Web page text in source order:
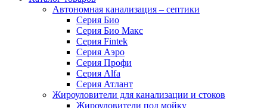
Автономная канализация – септики
Серия Био
Серия Био Макс
Серия Fintek
Серия Аэро
Серия Профи
Серия Alfa
Серия Атлант
Жироуловители для канализации и стоков
Жироуловители под мойку